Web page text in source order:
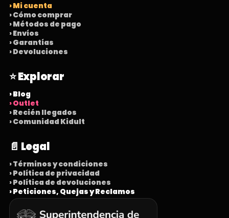
› Mi cuenta
› Cómo comprar
› Métodos de pago
› Envíos
› Garantías
› Devoluciones
⭐ Explorar
› Blog
› Outlet
› Recién llegados
› Comunidad Kidult
📄 Legal
› Términos y condiciones
› Política de privacidad
› Política de devoluciones
› Peticiones, Quejas y Reclamos